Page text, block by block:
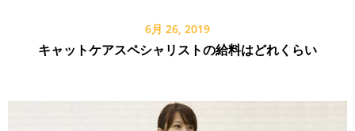
6月 26, 2019
キャットケアスペシャリストの給料はどれくらい